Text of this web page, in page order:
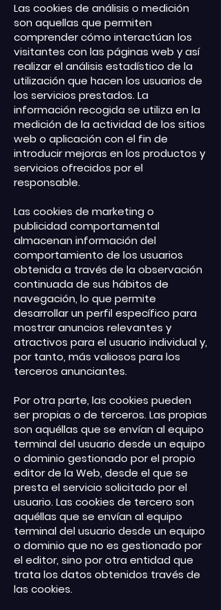
Las cookies de análisis o medición
son aquellas que permiten
comprender cómo interactúan los
visitantes con las páginas web y así
realizar el análisis estadístico de la
utilización que hacen los usuarios de
los servicios prestados. La
información recogida se utiliza en la
medición de la actividad de los sitios
web o aplicación con el fin de
introducir mejoras en los productos y
servicios ofrecidos por el
responsable.
Las cookies de marketing o
publicidad comportamental
almacenan información del
comportamiento de los usuarios
obtenida a través de la observación
continuada de sus hábitos de
navegación, lo que permite
desarrollar un perfil específico para
mostrar anuncios relevantes y
atractivos para el usuario individual y,
por tanto, más valiosos para los
terceros anunciantes.
Por otra parte, las cookies pueden
ser propias o de terceros. Las propias
son aquéllas que se envían al equipo
terminal del usuario desde un equipo
o dominio gestionado por el propio
editor de la Web, desde el que se
presta el servicio solicitado por el
usuario. Las cookies de tercero son
aquéllas que se envían al equipo
terminal del usuario desde un equipo
o dominio que no es gestionado por
el editor, sino por otra entidad que
trata los datos obtenidos través de
las cookies.